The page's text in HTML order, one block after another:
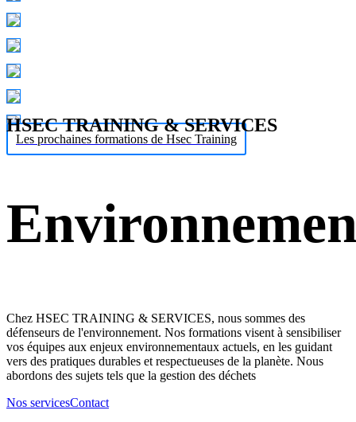
Les prochaines formations de Hsec Training
HSEC TRAINING & SERVICES
Chez HSEC TRAINING & SERVICES, nous sommes des
défenseurs de l'environnement. Nos formations visent à sensibiliser
vos équipes aux enjeux environnementaux actuels, en les guidant
vers des pratiques durables et respectueuses de la planète. Nous
abordons des sujets tels que la gestion des déchets
Nos servicesContact